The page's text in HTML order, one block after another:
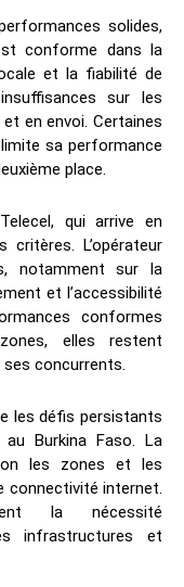
solides,
conforme dans la
et la fiabilité de
sur les
en envoi. Certaines
sa performance
place.
qui arrive en
critères. L’opérateur
notamment sur la
et l’accessibilité
conformes
elles restent
ses concurrents.
les défis persistants
Burkina Faso. La
les zones et les
connectivité internet.
la nécessité
infrastructures et